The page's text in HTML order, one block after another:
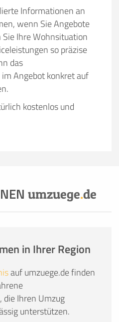
Informationen an
wenn Sie Angebote
Ihre Wohnsituation
so präzise
das
Angebot konkret auf
kostenlos und
umzuege.de
in Ihrer Region
auf umzuege.de finden
Ihren Umzug
unterstützen.